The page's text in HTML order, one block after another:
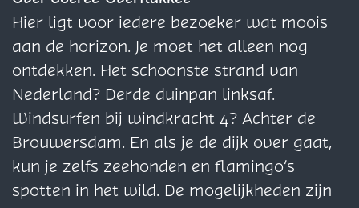
p
a
g
i
n
a
o
p
p
a
g
i
n
a
o
p
p
a
g
i
n
a
o
p
Hier ligt voor iedere bezoeker wat moois
aan de horizon. Je moet het alleen nog
ontdekken. Het schoonste strand van
Nederland? Derde duinpan linksaf.
Windsurfen bij windkracht 4? Achter de
Brouwersdam. En als je de dijk over gaat,
kun je zelfs zeehonden en flamingo’s
spotten in het wild. De mogelijkheden zijn